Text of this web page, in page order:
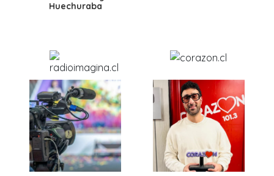
Huechuraba